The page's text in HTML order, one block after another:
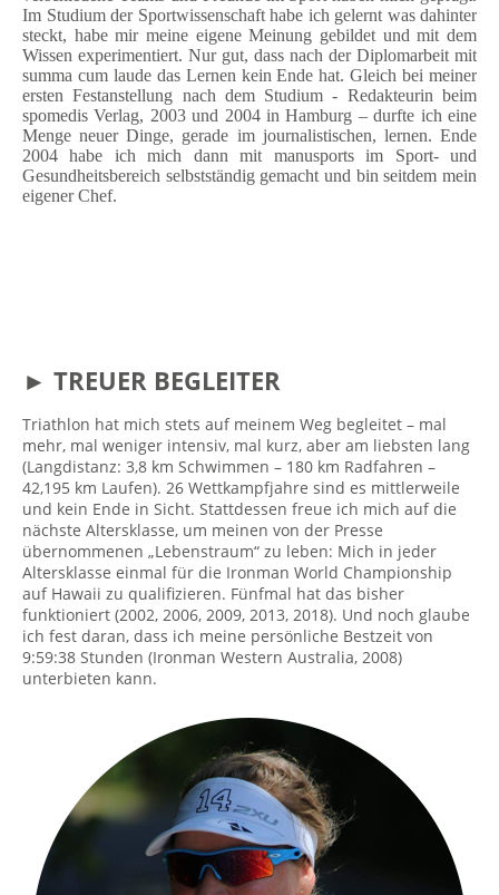
Im Studium der Sportwissenschaft habe ich gelernt was dahinter
steckt, habe mir meine eigene Meinung gebildet und mit dem
Wissen experimentiert. Nur gut, dass nach der Diplomarbeit mit
summa cum laude das Lernen kein Ende hat. Gleich bei meiner
ersten Festanstellung nach dem Studium - Redakteurin beim
spomedis Verlag, 2003 und 2004 in Hamburg – durfte ich eine
Menge neuer Dinge, gerade im journalistischen, lernen. Ende
2004 habe ich mich dann mit manusports im Sport- und
Gesundheitsbereich selbstständig gemacht und bin seitdem mein
eigener Chef.
► TREUER BEGLEITER
Triathlon hat mich stets auf meinem Weg begleitet – mal
mehr, mal weniger intensiv, mal kurz, aber am liebsten lang
(Langdistanz: 3,8 km Schwimmen – 180 km Radfahren –
42,195 km Laufen). 26 Wettkampfjahre sind es mittlerweile
und kein Ende in Sicht. Stattdessen freue ich mich auf die
nächste Altersklasse, um meinen von der Presse
übernommenen „Lebenstraum“ zu leben: Mich in jeder
Altersklasse einmal für die Ironman World Championship
auf Hawaii zu qualifizieren. Fünfmal hat das bisher
funktioniert (2002, 2006, 2009, 2013, 2018). Und noch glaube
ich fest daran, dass ich meine persönliche Bestzeit von
9:59:38 Stunden (Ironman Western Australia, 2008)
unterbieten kann.